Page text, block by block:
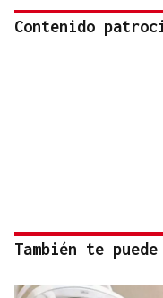
Contenido
También te